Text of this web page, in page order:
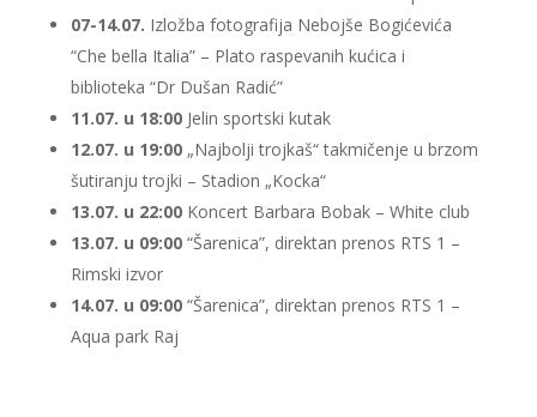
07-14.07. Izložba fotografija Nebojše Bogićevića
“Che bella Italia” – Plato raspevanih kućica i
biblioteka “Dr Dušan Radić”
11.07. u 18:00Jelin sportski kutak
12.07. u 19:00„Najbolji trojkaš“ takmičenje u brzom
šutiranju trojki – Stadion „Kocka“
13.07. u 22:00Koncert Barbara Bobak – White club
13.07. u 09:00“Šarenica”, direktan prenos RTS 1 –
Rimski izvor
14.07. u 09:00“Šarenica”, direktan prenos RTS 1 –
Aqua park Raj